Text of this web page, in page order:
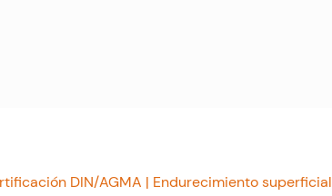
DIN/AGMA | Endurecimiento superficial